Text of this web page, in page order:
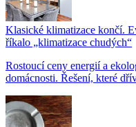
Klasické klimatizace končí.
říkalo „klimatizace chudých“
Rostoucí ceny energií a
domácnosti. Řešení, které